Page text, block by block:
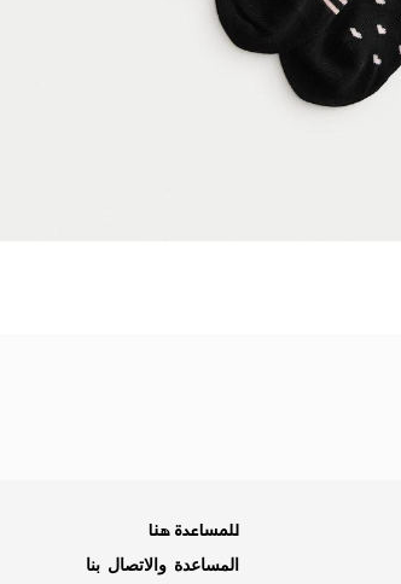
للمساعدة هنا
المساعدة والاتصال بنا